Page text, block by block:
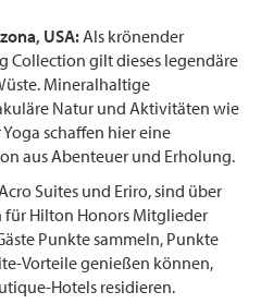
USA: Als krönender
Collection gilt dieses legendäre
Mineralhaltige
Natur und Aktivitäten wie
schaffen hier eine
aus Abenteuer und Erholung.
Suites und Eriro, sind über
Hilton Honors Mitglieder
Punkte sammeln, Punkte
Vorteile genießen können,
Hotels residieren.